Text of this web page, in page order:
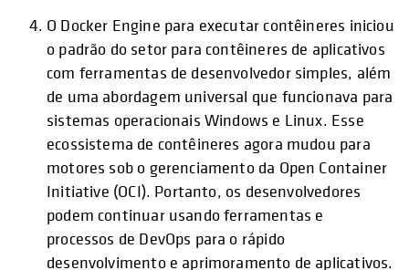
O Docker Engine para executar contêineres iniciou
o padrão do setor para contêineres de aplicativos
com ferramentas de desenvolvedor simples, além
de uma abordagem universal que funcionava para
sistemas operacionais Windows e Linux. Esse
ecossistema de contêineres agora mudou para
motores sob o gerenciamento da Open Container
Initiative (OCI). Portanto, os desenvolvedores
podem continuar usando ferramentas e
processos de DevOps para o rápido
desenvolvimento e aprimoramento de aplicativos.